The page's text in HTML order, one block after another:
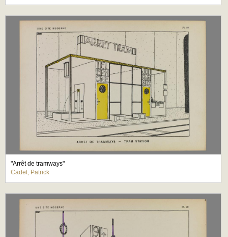
"Arrêt de tramways"
Cadet, Patrick